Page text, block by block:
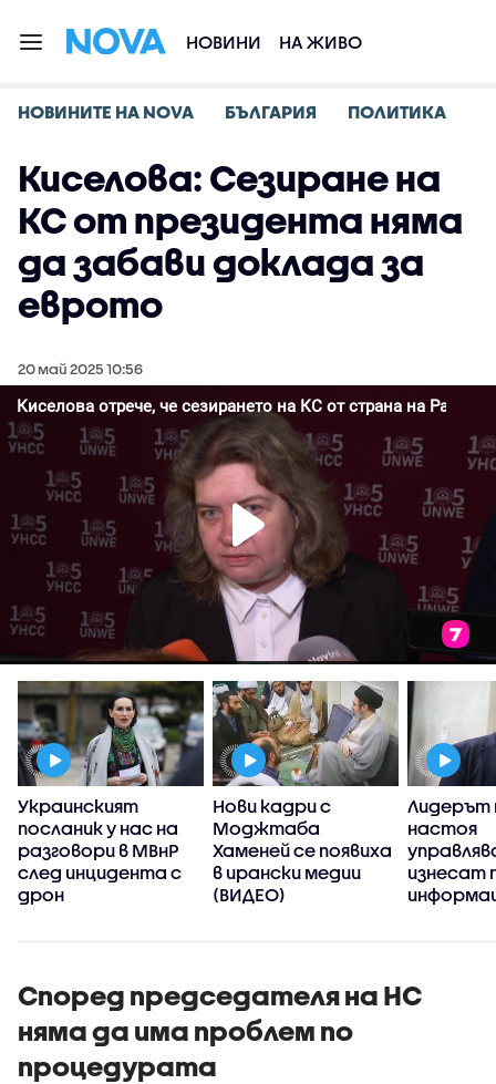
НОВИНИ НА ЖИВО
НОВИНИТЕ НА NOVA БЪЛГАРИЯ ПОЛИТИКА
Киселова: Сезиране на
КС от президента няма
да забави доклада за
еврото
20 май 2025 10:56
Украинският
посланик у нас на
разговори в МВнР
след инцидента с
дрон
Нови кадри с
Моджтаба
Хаменей се появиха
в ирански медии
(ВИДЕО)
Лидерът
настоя
изнесат
Кардам
Според председателя на НС
няма да има проблем по
процедурата